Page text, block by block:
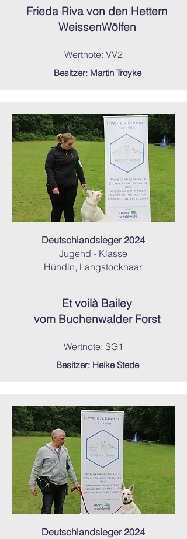
Frieda Riva von den Hettern
WeissenWölfen
Wertnote: VV2
Besitzer: Martin Troyke
Deutschlandsieger 2024
Jugend - Klasse
Hündin, Langstockhaar
Et voilà Bailey
vom Buchenwalder Forst
Wertnote: SG1
Besitzer: Heike Stede
Deutschlandsieger 2024